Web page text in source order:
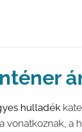
hulladék
vonatkoznak, a